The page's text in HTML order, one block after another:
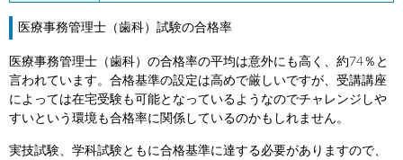
医療事務管理士（歯科）試験の合格率
医療事務管理士（歯科）の合格率の平均は意外にも高く、約74％と
言われています。合格基準の設定は高めで厳しいですが、受講講座
によっては在宅受験も可能となっているようなのでチャレンジしや
すいという環境も合格率に関係しているのかもしれません。
実技試験、学科試験ともに合格基準に達する必要がありますので、